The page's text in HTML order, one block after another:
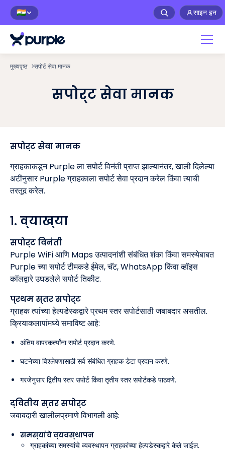
🇮🇳 साइन इन
मुख्यपृष्ठ >सपोर्ट सेवा मानक
सपोर्ट सेवा मानक
सपोर्ट सेवा मानक
ग्राहकाकडून Purple ला सपोर्ट विनंती प्राप्त झाल्यानंतर, खाली दिलेल्या
अटींनुसार Purple ग्राहकाला सपोर्ट सेवा प्रदान करेल किंवा त्याची
तरतूद करेल.
१. व्याख्या
सपोर्ट विनंती
Purple WiFi आणि Maps उत्पादनांशी संबंधित शंका किंवा समस्येबाबत
Purple च्या सपोर्ट टीमकडे ईमेल, चॅट, WhatsApp किंवा व्हॉइस
कॉलद्वारे उघडलेले सपोर्ट तिकीट.
प्रथम स्तर सपोर्ट
ग्राहक त्यांच्या हेल्पडेस्कद्वारे प्रथम स्तर सपोर्टसाठी जबाबदार असतील.
क्रियाकलापांमध्ये समाविष्ट आहे:
अंतिम वापरकर्त्यांना सपोर्ट प्रदान करणे.
घटनेच्या विश्लेषणासाठी सर्व संबंधित ग्राहक डेटा प्रदान करणे.
गरजेनुसार द्वितीय स्तर सपोर्ट किंवा तृतीय स्तर सपोर्टकडे पाठवणे.
द्वितीय स्तर सपोर्ट
जबाबदारी खालीलप्रमाणे विभागली आहे:
समस्यांचे व्यवस्थापन
ग्राहकांच्या समस्यांचे व्यवस्थापन ग्राहकांच्या हेल्पडेस्कद्वारे केले जाईल.